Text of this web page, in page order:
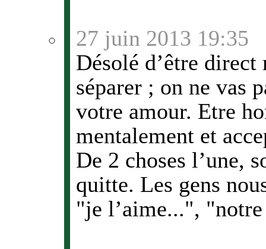
27 juin 2013 19:35
Désolé d’être
séparer ; on ne vas
votre amour. Etre
mentalement et
De 2 choses l’une,
quitte. Les gens
"je l’aime...",